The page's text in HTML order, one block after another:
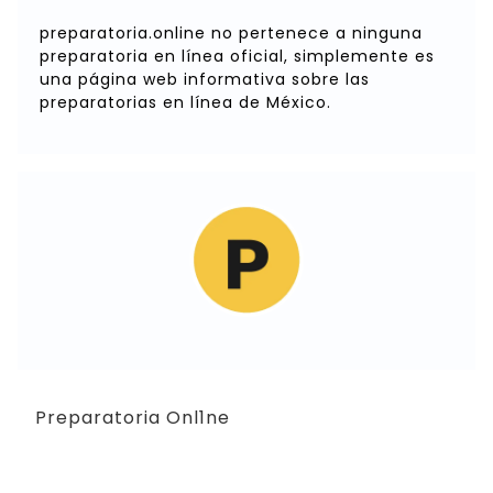
preparatoria.online no pertenece a ninguna
preparatoria en línea oficial, simplemente es
una página web informativa sobre las
preparatorias en línea de México.
Preparatoria Onl1ne